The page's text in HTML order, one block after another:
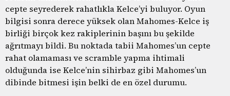
cepte seyrederek rahatlıkla Kelce’yi buluyor. Oyun
bilgisi sonra derece yüksek olan Mahomes-Kelce iş
birliği birçok kez rakiplerinin başını bu şekilde
ağrıtmayı bildi. Bu noktada tabii Mahomes’un cepte
rahat olamaması ve scramble yapma ihtimali
olduğunda ise Kelce’nin sihirbaz gibi Mahomes’un
dibinde bitmesi işin belki de en özel durumu.